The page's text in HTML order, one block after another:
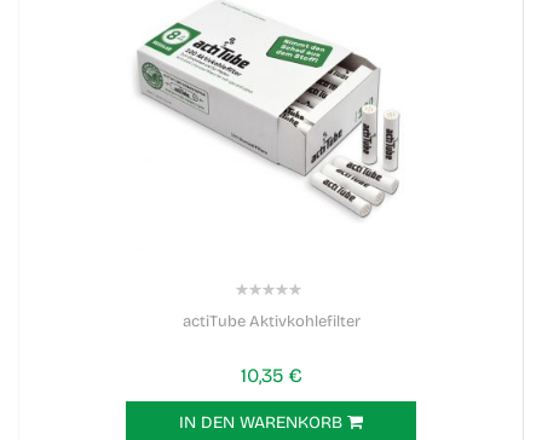
actiTube Aktivkohlefilter
10,35 €
IN DEN WARENKORB